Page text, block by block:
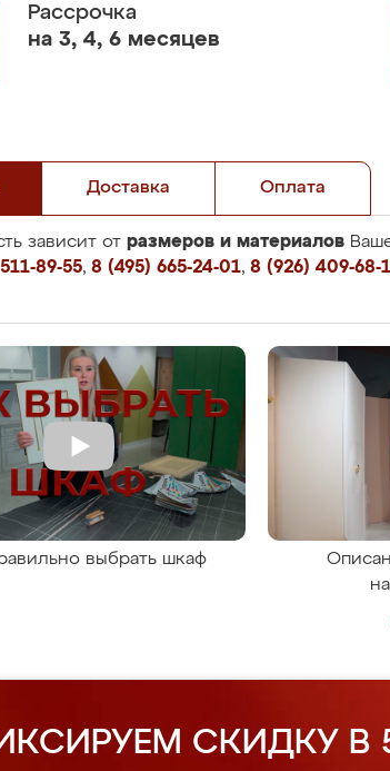
Рассрочка
на 3, 4, 6 месяцев
Доставка Оплата
зависит от размеров и материалов
89-55, 8 (495) 665-24-01, 8 (926) 409-68-
выбрать шкаф
СКИДКУ В